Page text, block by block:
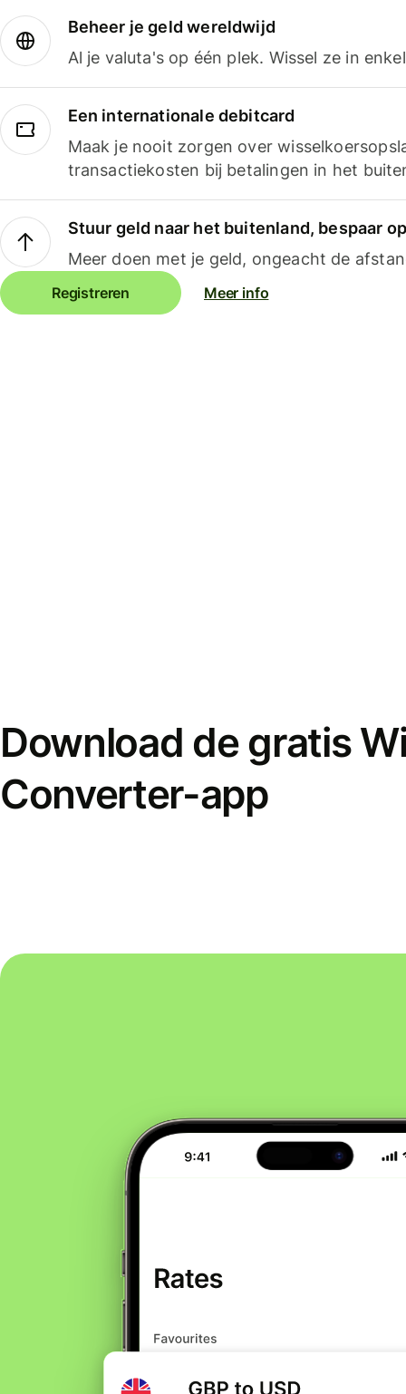
Beheer je geld wereldwijd
Al je valuta's op één plek. Wissel ze in
Een internationale debitcard
Maak je nooit zorgen over
transactiekosten bij betalingen in het
Stuur geld naar het buitenland, bespaar
Meer doen met je geld, ongeacht de
Registreren Meer info
Download de gratis
Converter-app